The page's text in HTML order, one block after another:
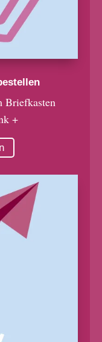
Briefkasten
+